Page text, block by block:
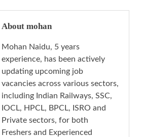
About mohan
Mohan Naidu, 5 years
experience, has been actively
updating upcoming job
vacancies across various sectors,
including Indian Railways, SSC,
IOCL, HPCL, BPCL, ISRO and
Private sectors, for both
Freshers and Experienced